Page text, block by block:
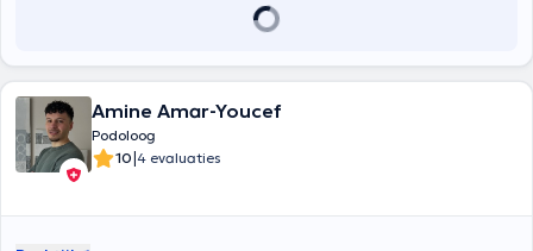
Amine Amar-Youcef
Podoloog
10|4 evaluaties